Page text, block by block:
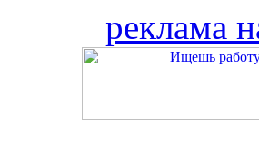
реклама